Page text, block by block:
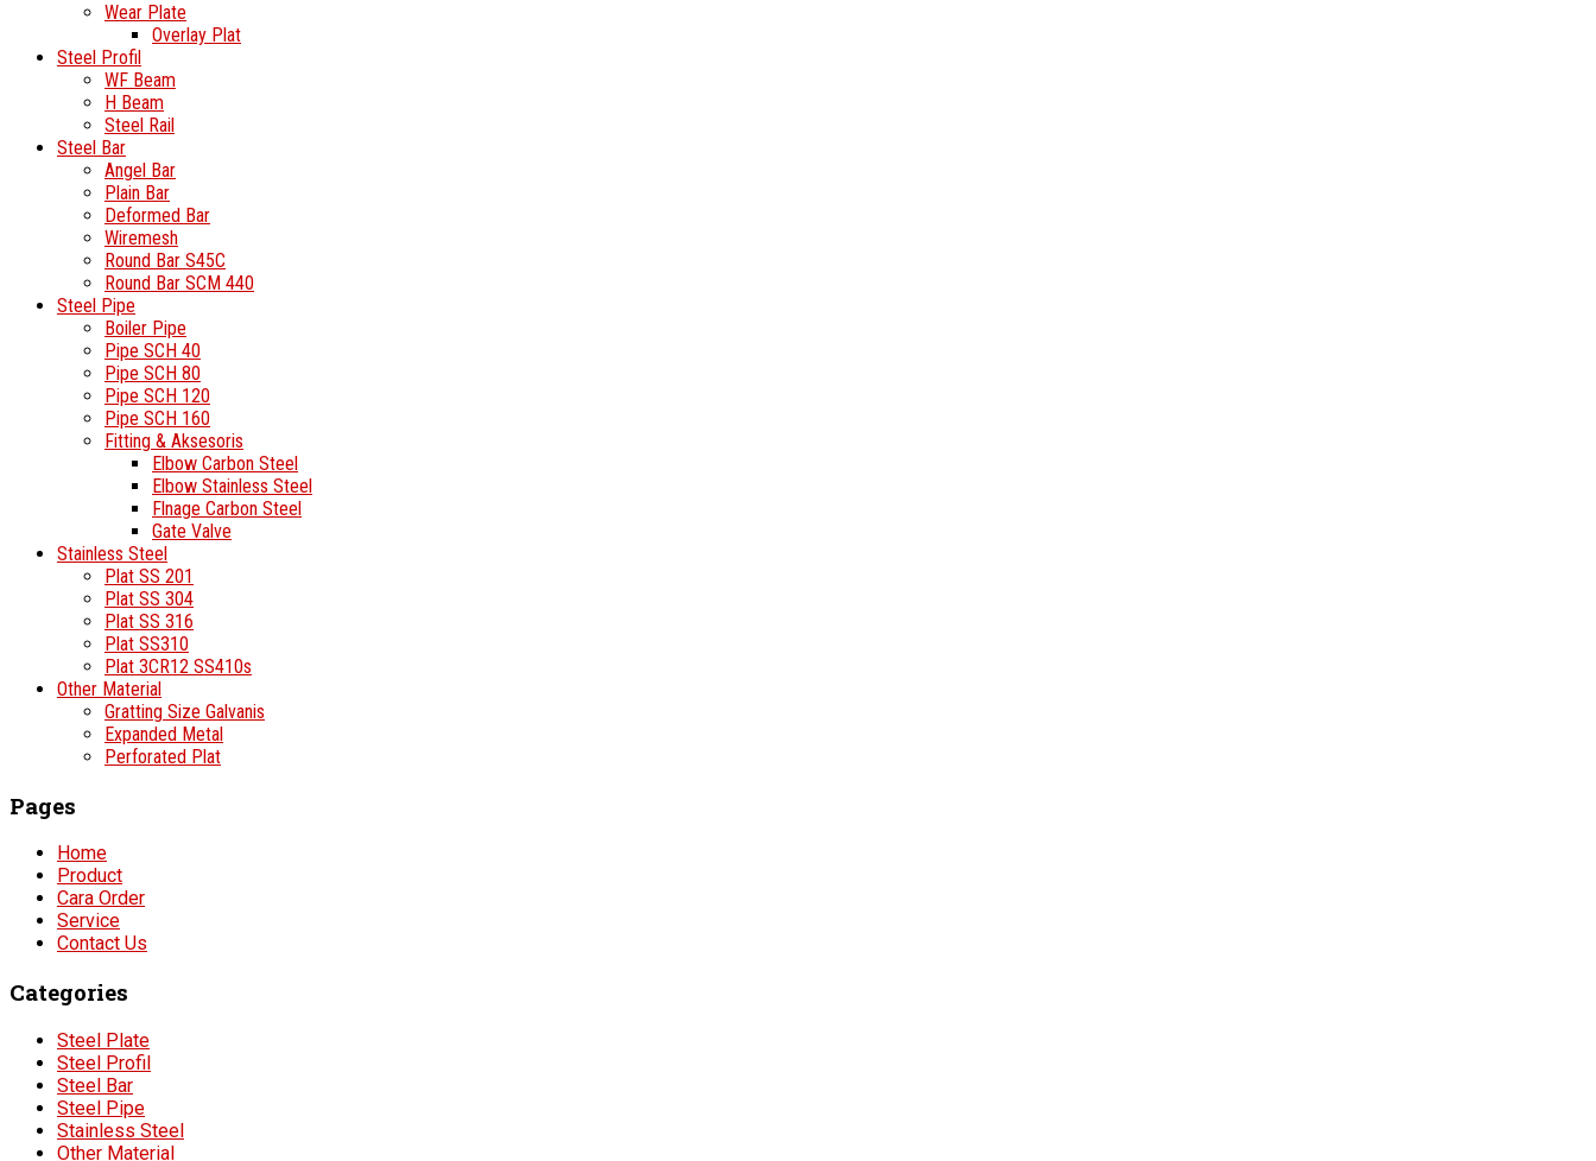
Wear Plate
Overlay Plat
Steel Profil
WF Beam
H Beam
Steel Rail
Steel Bar
Angel Bar
Plain Bar
Deformed Bar
Wiremesh
Round Bar S45C
Round Bar SCM 440
Steel Pipe
Boiler Pipe
Pipe SCH 40
Pipe SCH 80
Pipe SCH 120
Pipe SCH 160
Fitting & Aksesoris
Elbow Carbon Steel
Elbow Stainless Steel
Flnage Carbon Steel
Gate Valve
Stainless Steel
Plat SS 201
Plat SS 304
Plat SS 316
Plat SS310
Plat 3CR12 SS410s
Other Material
Gratting Size Galvanis
Expanded Metal
Perforated Plat
Pages
Home
Product
Cara Order
Service
Contact Us
Categories
Steel Plate
Steel Profil
Steel Bar
Steel Pipe
Stainless Steel
Other Material